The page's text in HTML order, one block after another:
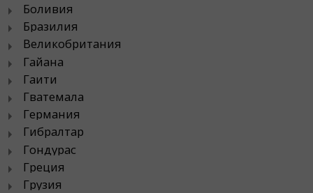
Боливия
Бразилия
Великобритания
Гайана
Гаити
Гватемала
Германия
Гибралтар
Гондурас
Греция
Грузия